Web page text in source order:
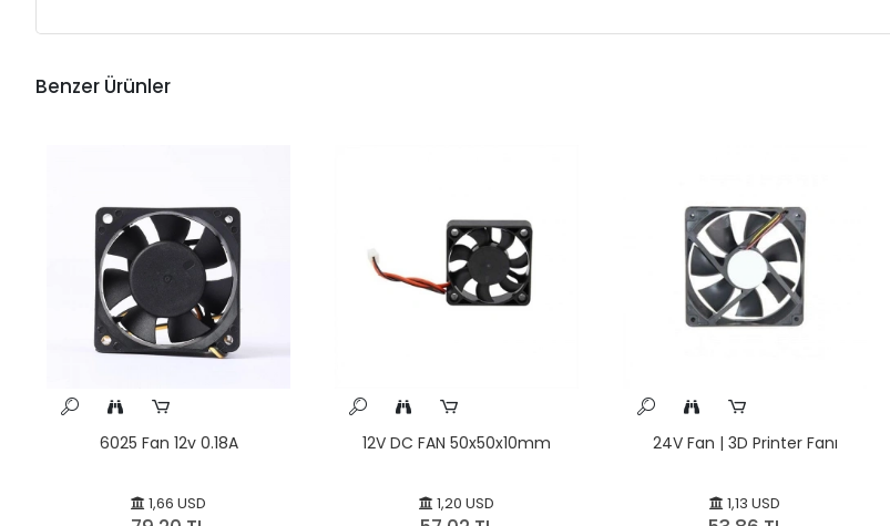
Benzer Ürünler
6025 Fan 12v 0.18A
1,66 USD
12V DC FAN 50x50x10mm
1,20 USD
24V Fan | 3D Printer Fanı
1,13 USD